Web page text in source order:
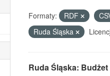
Formaty: RDF
Ruda Śląska
Ruda Śląska: